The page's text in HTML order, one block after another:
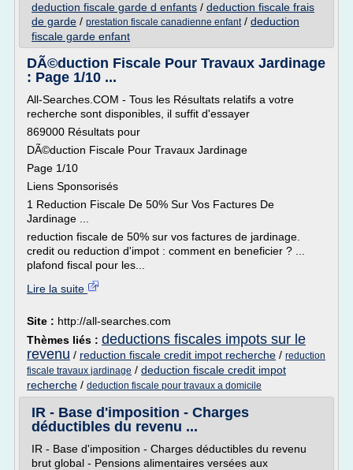
deduction fiscale garde d enfants / deduction fiscale frais
de garde / prestation fiscale canadienne enfant/ deduction
fiscale garde enfant
DÃ©duction Fiscale Pour Travaux Jardinage
: Page 1/10 ...
All-Searches.COM - Tous les Résultats relatifs a votre
recherche sont disponibles, il suffit d'essayer
869000 Résultats pour
DÃ©duction Fiscale Pour Travaux Jardinage
Page 1/10
Liens Sponsorisés
1 Reduction Fiscale De 50% Sur Vos Factures De
Jardinage ...
reduction fiscale de 50% sur vos factures de jardinage.
credit ou reduction d'impot : comment en beneficier ? ...
plafond fiscal pour les...
Lire la suite
Site : http://all-searches.com
Thèmes liés : deductions fiscales impots sur le
revenu / reduction fiscale credit impot recherche / reduction
fiscale travaux jardinage / deduction fiscale credit impot
recherche / deduction fiscale pour travaux a domicile
IR - Base d'imposition - Charges
déductibles du revenu ...
IR - Base d'imposition - Charges déductibles du revenu
brut global - Pensions alimentaires versées aux